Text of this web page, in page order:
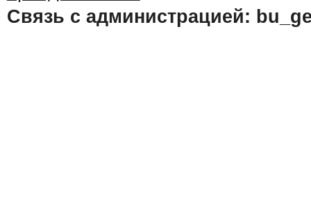
Связь с администрацией: